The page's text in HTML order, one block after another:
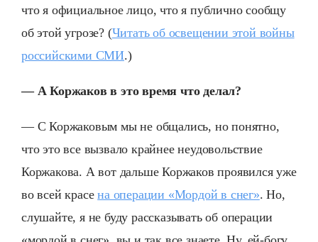
что я официальное лицо, что я публично сообщу
об этой угрозе? (Читать об освещении этой войны
российскими СМИ.)
— А Коржаков в это время что делал?
— С Коржаковым мы не общались, но понятно,
что это все вызвало крайнее неудовольствие
Коржакова. А вот дальше Коржаков проявился уже
во всей красена операции «Мордой в снег». Но,
слушайте, я не буду рассказывать об операции